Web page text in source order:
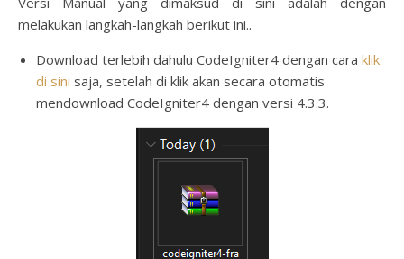
melakukan langkah-langkah berikut ini..
Download terlebih dahulu CodeIgniter4 dengan cara klik
di sini saja, setelah di klik akan secara otomatis
mendownload CodeIgniter4 dengan versi 4.3.3.